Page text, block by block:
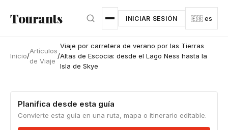
Tourants INICIAR SESIÓN 🇪🇸 es
Inicio/
Artículos
de Viaje
/
Viaje por carretera de verano por las Tierras
Altas de Escocia: desde el Lago Ness hasta la
Isla de Skye
Planifica desde esta guía
Convierte esta guía en una ruta, mapa o itinerario editable.